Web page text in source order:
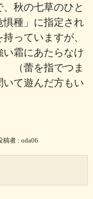
秋の七草のひと
種」に指定され
っていますが、
霜にあたらなけ
（蕾を指でつま
て遊んだ方もい
稿者 : oda06